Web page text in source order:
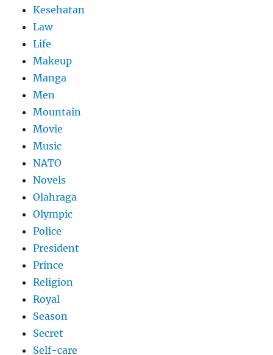
Kesehatan
Law
Life
Makeup
Manga
Men
Mountain
Movie
Music
NATO
Novels
Olahraga
Olympic
Police
President
Prince
Religion
Royal
Season
Secret
Self-care